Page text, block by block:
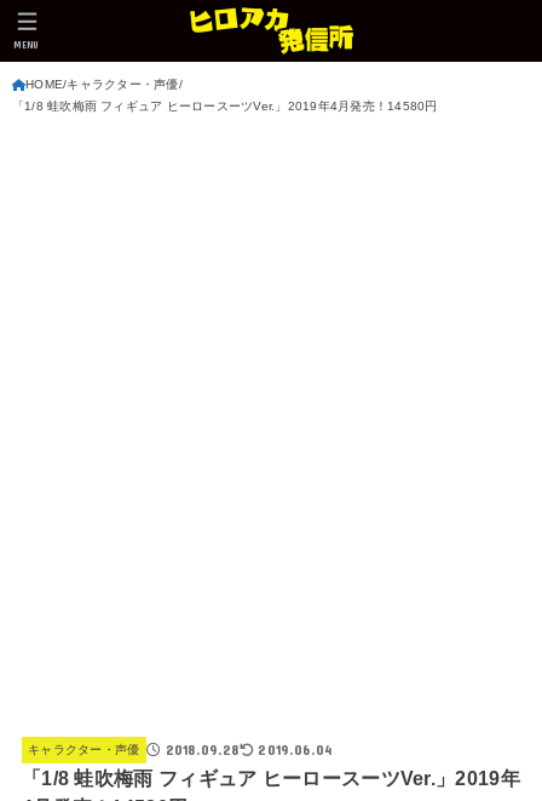
MENU
HOME キャラクター・声優
「1/8 蛙吹梅雨 フィギュア ヒーロースーツVer.」2019年4月発売！14580円
キャラクター・声優 2018.09.28 2019.06.04
「1/8 蛙吹梅雨 フィギュア ヒーロースーツVer.」2019年